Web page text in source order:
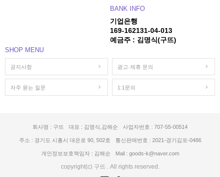
BANK INFO
기업은행
169-162131-04-013
예금주 : 김명식(구뜨)
SHOP MENU
공지사항 광고·제휴 문의
자주 묻는 질문 1:1문의
회사명 : 구뜨 대표 : 김명식,김해순 사업자번호 : 707-55-00514
주소 : 경기도 시흥시 대은로 90, 502호 통신판매번호 : 2021-경기김포-0486
개인정보보호책임자 : 김해순 Mail : goods-k@naver.com
copyright(c) 구뜨 . All rights reserved.